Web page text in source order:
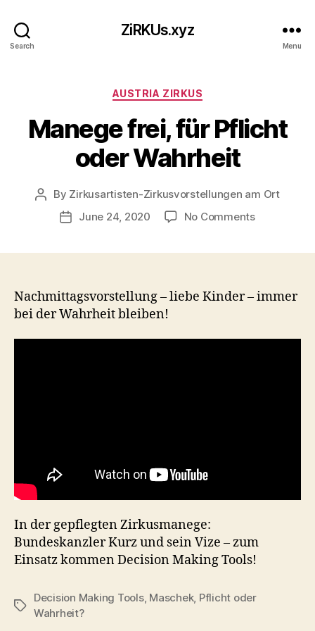
Search
ZiRKUs.xyz
Menu
Categories
AUSTRIA ZIRKUS
Manege frei, für Pflicht
oder Wahrheit
Post
author
By Zirkusartisten-Zirkusvorstellungen am Ort
PostJune 24, 2020 No Commentson
oder
Nachmittagsvorstellung – liebe Kinder – immer
bei der Wahrheit bleiben!
In der gepflegten Zirkusmanege:
Bundeskanzler Kurz und sein Vize – zum
Einsatz kommenDecision Making Tools!
Tags
Decision Making Tools, Maschek, Pflicht oder
Wahrheit?